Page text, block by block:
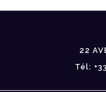
22
Tél: